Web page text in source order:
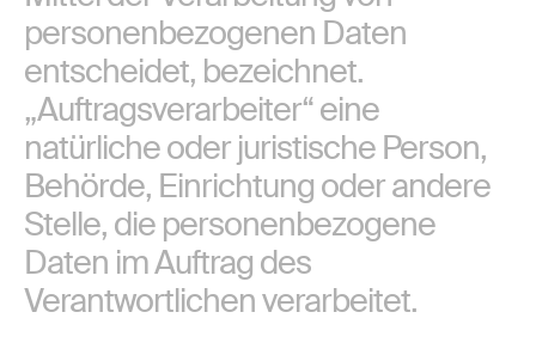
personenbezogenen Daten
entscheidet, bezeichnet.
„Auftragsverarbeiter“ eine
natürliche oder juristische Person,
Behörde, Einrichtung oder andere
Stelle, die personenbezogene
Daten im Auftrag des
Verantwortlichen verarbeitet.